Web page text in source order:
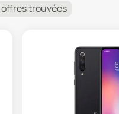
offrestrouvées